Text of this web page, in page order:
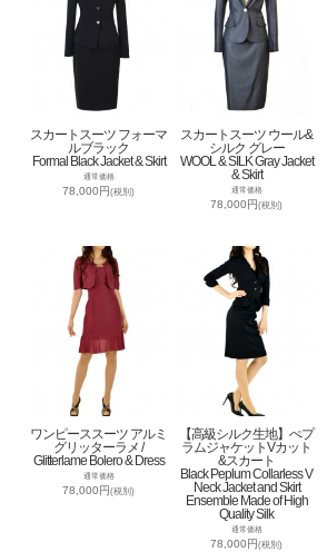
スカートスーツ フォーマ
ルブラック
Formal Black Jacket & Skirt
通常価格
78,000円(税別)
スカートスーツ ウール&
シルク グレー
WOOL & SILK Gray Jacket
& Skirt
通常価格
78,000円(税別)
ワンピーススーツ アルミ
グリッターラメ /
Glitterlame Bolero & Dress
通常価格
78,000円(税別)
【高級シルク生地】ぺプ
ラムジャケットVカット
&スカート
Black Peplum Collarless V
Neck Jacket and Skirt
Ensemble Made of High
Quality Silk
通常価格
78,000円(税別)